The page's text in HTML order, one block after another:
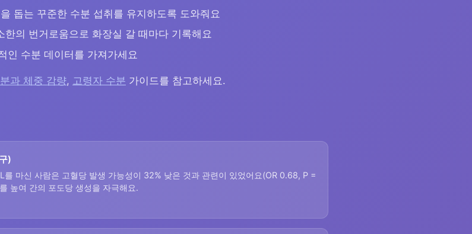
돕는 꾸준한 수분 섭취를 유지하도록 도와줘요
한의 번거로움으로 화장실 갈 때마다 기록해요
인 수분 데이터를 가져가세요
과 체중 감량, 고령자 수분 가이드를 참고하세요.
)
마신 사람은 고혈당 발생 가능성이 32% 낮은 것과 관련이 있었어요(OR 0.68, P =
높여 간의 포도당 생성을 자극해요.